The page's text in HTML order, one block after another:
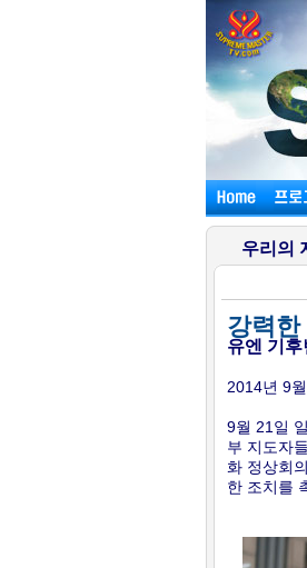
우리의
강력한
유엔 기
2014년 9
9월 21일
부 지도자
화 정상회
한 조치를